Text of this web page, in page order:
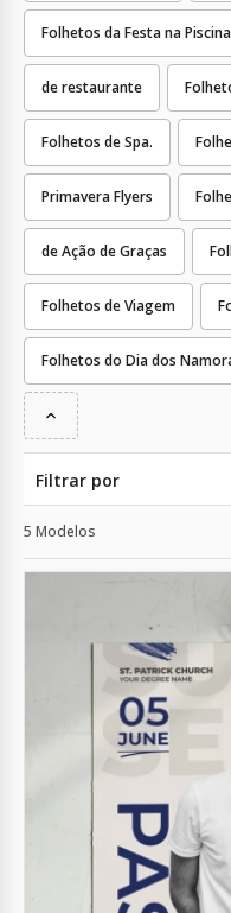
Folhetos da Festa na Piscina
de restaurante
Folhetos de Spa.
Primavera Flyers
de Ação de Graças
Folhetos de Viagem
Folhetos do Dia dos
Filtrar por
5 Modelos